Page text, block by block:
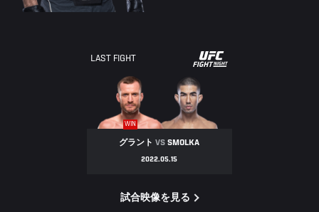
LAST FIGHT
UFC
FIGHT
NIGHT
WIN
グラントVS SMOLKA
2022.05.15
試合映像を見る